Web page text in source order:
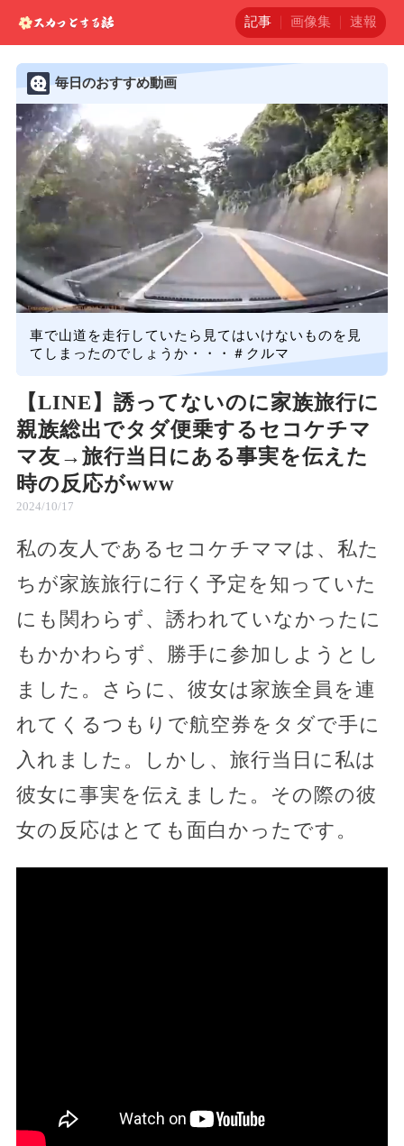
記事 画像集 速報
毎日のおすすめ動画
車で山道を走行していたら見てはいけないものを見
てしまったのでしょうか・・・＃クルマ
【LINE】誘ってないのに家族旅行に
親族総出でタダ便乗するセコケチマ
マ友→旅行当日にある事実を伝えた
時の反応がwww
2024/10/17
私の友人であるセコケチママは、私た
ちが家族旅行に行く予定を知っていた
にも関わらず、誘われていなかったに
もかかわらず、勝手に参加しようとし
ました。さらに、彼女は家族全員を連
れてくるつもりで航空券をタダで手に
入れました。しかし、旅行当日に私は
彼女に事実を伝えました。その際の彼
女の反応はとても面白かったです。